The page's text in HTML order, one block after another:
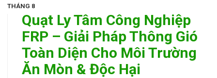
THÁNG 8
Quạt Ly Tâm Công Nghiệp
FRP – Giải Pháp Thông Gió
Toàn Diện Cho Môi Trường
Ăn Mòn & Độc Hại